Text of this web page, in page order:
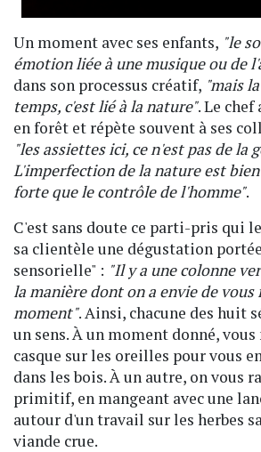
Un moment avec ses enfants, "le
émotion liée à une musique ou de
dans son processus créatif, "mais
temps, c'est lié à la nature". Le chef
en forêt et répète souvent à ses
"les assiettes ici, ce n'est pas de la
L'imperfection de la nature est
forte que le contrôle de l'homme".
C'est sans doute ce parti-pris qui
sa clientèle une dégustation
sensorielle" : "Il y a une colonne
la manière dont on a envie de
moment". Ainsi, chacune des huit
un sens. À un moment donné, vous
casque sur les oreilles pour vous
dans les bois. À un autre, on vous
primitif, en mangeant avec une
autour d'un travail sur les herbes
viande crue.